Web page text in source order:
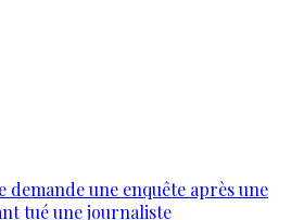
demande une enquête après une
tué une journaliste